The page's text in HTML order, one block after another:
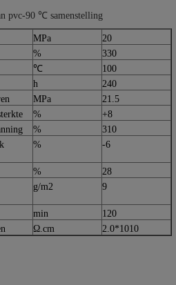
pvc-90 ℃ samenstelling
MPa
20
%
330
℃
100
h
240
MPa
21.5
%
+8
%
310
% -6
%
28
g/m2 9
min
120
Ω.cm 2.0*1010